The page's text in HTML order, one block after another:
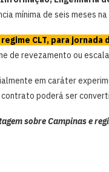
mínima de seis meses na
CLT, para jornada
de revezamento ou
em caráter
poderá ser
sobre Campinas e